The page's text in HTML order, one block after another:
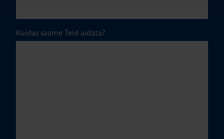
Kuidas saame Teid aidata?